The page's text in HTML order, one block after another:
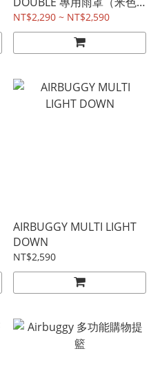
為多段式調整天適用、黑色
為非多段式調整天蓬適用）
NT$2,290 ~ NT$2,590
AIRBUGGY MULTI LIGHT
DOWN
NT$2,590